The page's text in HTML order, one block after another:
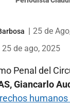
25 de
de ago, 2025
Penal del
Giancarlo